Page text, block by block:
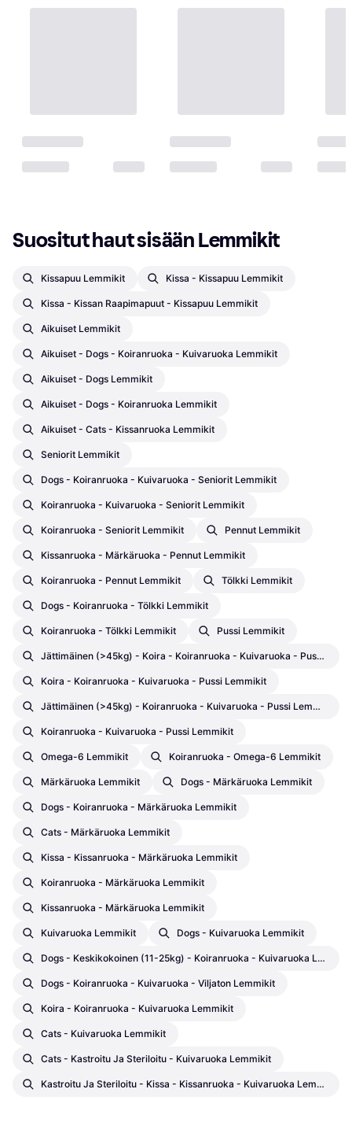
Suositut haut sisään Lemmikit
Kissapuu Lemmikit Kissa - Kissapuu Lemmikit
Kissa - Kissan Raapimapuut - Kissapuu Lemmikit
Aikuiset Lemmikit
Aikuiset - Dogs - Koiranruoka - Kuivaruoka Lemmikit
Aikuiset - Dogs Lemmikit
Aikuiset - Dogs - Koiranruoka Lemmikit
Aikuiset - Cats - Kissanruoka Lemmikit
Seniorit Lemmikit
Dogs - Koiranruoka - Kuivaruoka - Seniorit Lemmikit
Koiranruoka - Kuivaruoka - Seniorit Lemmikit
Koiranruoka - Seniorit Lemmikit Pennut Lemmikit
Kissanruoka - Märkäruoka - Pennut Lemmikit
Koiranruoka - Pennut Lemmikit Tölkki Lemmikit
Dogs - Koiranruoka - Tölkki Lemmikit
Koiranruoka - Tölkki Lemmikit Pussi Lemmikit
Jättimäinen (>45kg) - Koira - Koiranruoka - Kuivaruoka - Pussi Lemmikit
Koira - Koiranruoka - Kuivaruoka - Pussi Lemmikit
Jättimäinen (>45kg) - Koiranruoka - Kuivaruoka - Pussi Lemmikit
Koiranruoka - Kuivaruoka - Pussi Lemmikit
Omega-6 Lemmikit Koiranruoka - Omega-6 Lemmikit
Märkäruoka Lemmikit Dogs - Märkäruoka Lemmikit
Dogs - Koiranruoka - Märkäruoka Lemmikit
Cats - Märkäruoka Lemmikit
Kissa - Kissanruoka - Märkäruoka Lemmikit
Koiranruoka - Märkäruoka Lemmikit
Kissanruoka - Märkäruoka Lemmikit
Kuivaruoka Lemmikit Dogs - Kuivaruoka Lemmikit
Dogs - Keskikokoinen (11-25kg) - Koiranruoka - Kuivaruoka Lemmikit
Dogs - Koiranruoka - Kuivaruoka - Viljaton Lemmikit
Koira - Koiranruoka - Kuivaruoka Lemmikit
Cats - Kuivaruoka Lemmikit
Cats - Kastroitu Ja Steriloitu - Kuivaruoka Lemmikit
Kastroitu Ja Steriloitu - Kissa - Kissanruoka - Kuivaruoka Lemmikit